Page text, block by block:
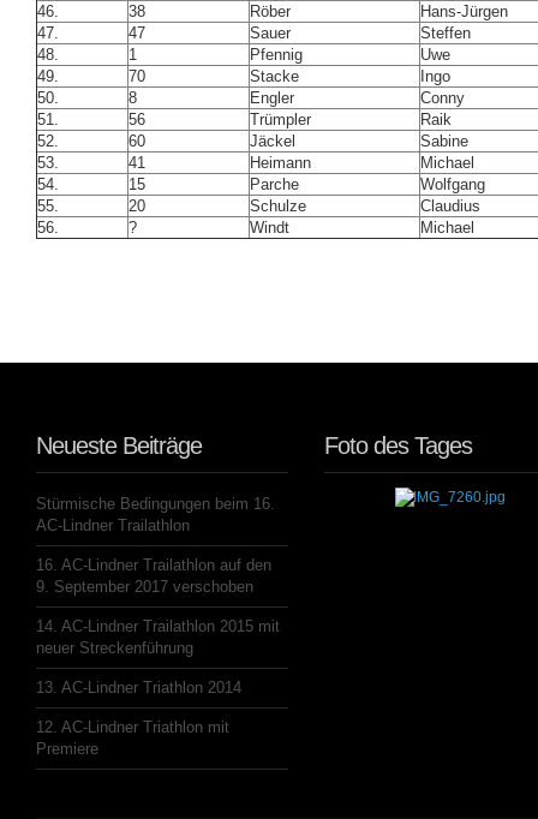
46.
38 Röber
Hans-Jürgen
47.
47 Sauer
Steffen
48.
1 Pfennig
Uwe
49.
70 Stacke
Ingo
50.
8 Engler
Conny
51.
56 Trümpler
Raik
52.
60 Jäckel
Sabine
53.
41 Heimann
Michael
54.
15 Parche
Wolfgang
55.
20 Schulze
Claudius
56.
? Windt Michael
Neueste Beiträge
Stürmische Bedingungen beim 16.
AC-Lindner Trailathlon
16. AC-Lindner Trailathlon auf den
9. September 2017 verschoben
14. AC-Lindner Trailathlon 2015 mit
neuer Streckenführung
13. AC-Lindner Triathlon 2014
12. AC-Lindner Triathlon mit
Premiere
Foto des Tages